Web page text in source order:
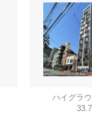
ハイグラ